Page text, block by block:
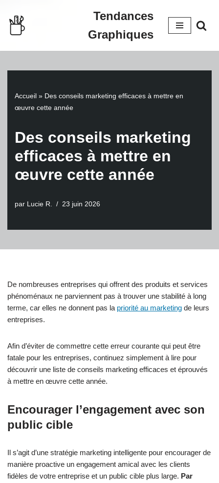
Aller
au
contenu
Tendances
Graphiques
Accueil » Des conseils marketing efficaces à mettre en
œuvre cette année
Des conseils marketing
efficaces à mettre en
œuvre cette année
par Lucie R. 23 juin 2026
De nombreuses entreprises qui offrent des produits et services
phénoménaux ne parviennent pas à trouver une stabilité à long
terme, car elles ne donnent pas la priorité au marketing de leurs
entreprises.
Afin d’éviter de commettre cette erreur courante qui peut être
fatale pour les entreprises, continuez simplement à lire pour
découvrir une liste de conseils marketing efficaces et éprouvés
à mettre en œuvre cette année.
Encourager l’engagement avec son
public cible
Il s’agit d’une stratégie marketing intelligente pour encourager de
manière proactive un engagement amical avec les clients
fidèles de votre entreprise et un public cible plus large. Par